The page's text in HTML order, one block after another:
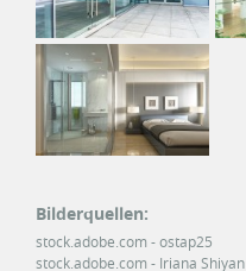
Bilderquellen:
stock.adobe.com - ostap25
stock.adobe.com - Iriana Shiyan